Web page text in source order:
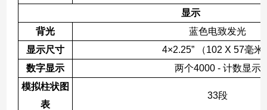
显示
背光
蓝色电致发光
显示尺寸
4×2.25” （102 X 57毫米
数字显示
两个4000 - 计数显示
模拟柱状图
表
33段